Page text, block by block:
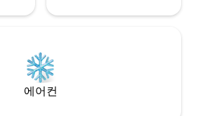
dining table with
and a table with
space for al
nearly all year
of Valencian wine
relajarte por la
에어컨